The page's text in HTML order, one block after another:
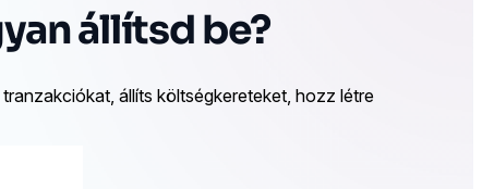
állítsd be?
állíts költségkereteket, hozz létre